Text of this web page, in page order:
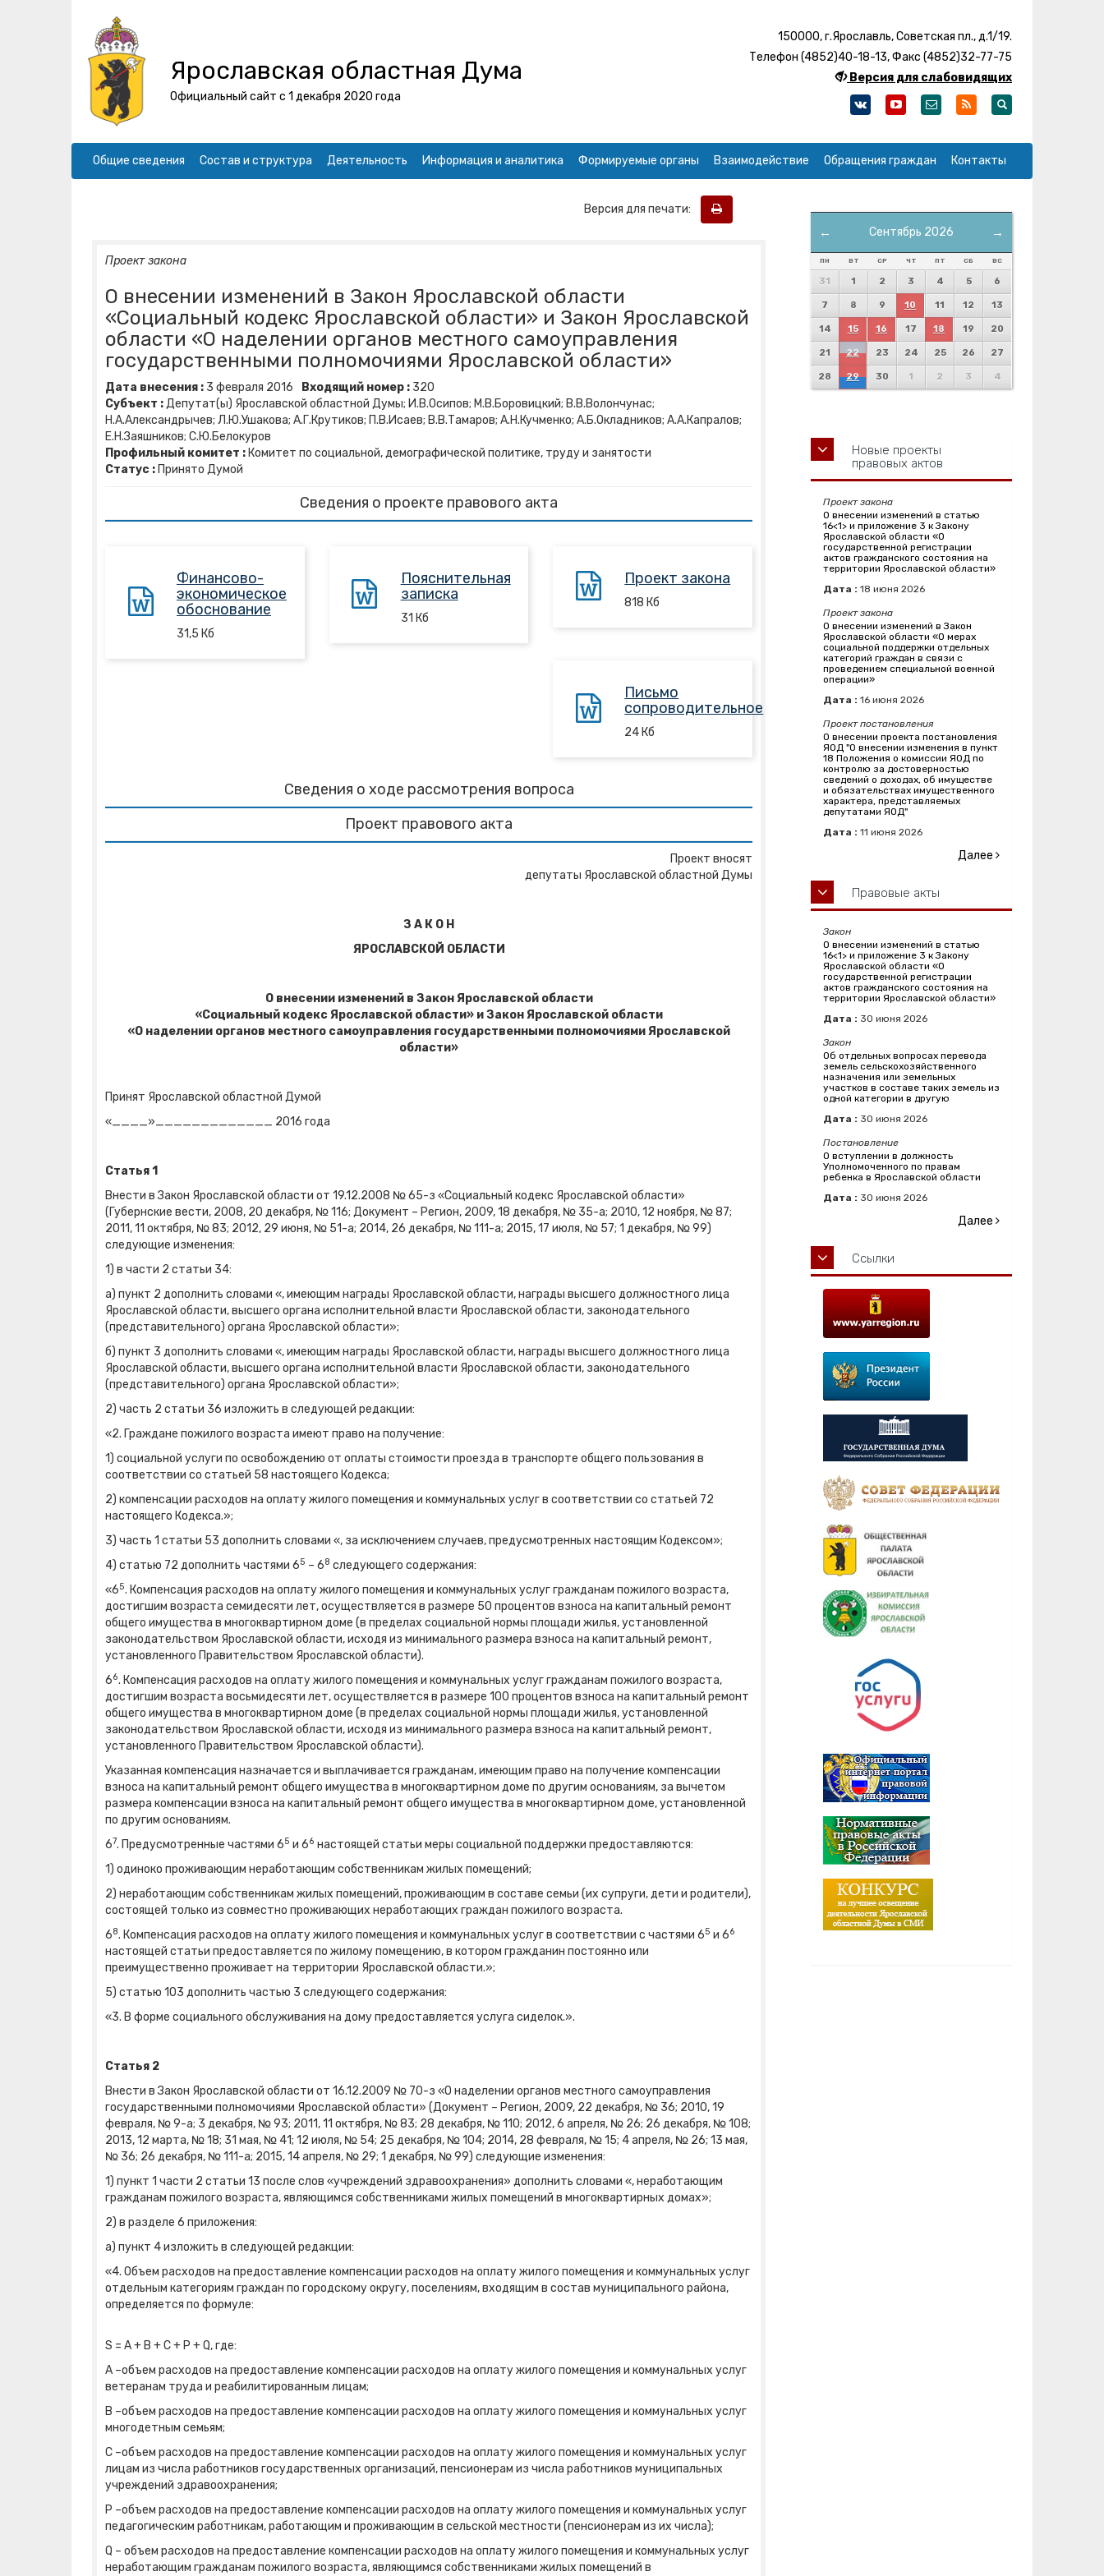
Ярославская областная Дума
Официальный сайт с 1 декабря 2020 года
150000, г.Ярославль, Советская пл., д.1/19.
Телефон (4852)40-18-13, Факс (4852)32-77-75
Версия для слабовидящих
Общие сведения Состав и структура Деятельность Информация и аналитика Формируемые органы Взаимодействие Обращения граждан Контакты
Версия для печати:
Проект закона
О внесении изменений в Закон Ярославской области
«Социальный кодекс Ярославской области» и Закон Ярославской
области «О наделении органов местного самоуправления
государственными полномочиями Ярославской области»
Дата внесения : 3 февраля 2016 Входящий номер : 320
Субъект :Депутат(ы) Ярославской областной Думы; И.В.Осипов; М.В.Боровицкий; В.В.Волончунас;
Н.А.Александрычев; Л.Ю.Ушакова; А.Г.Крутиков; П.В.Исаев; В.В.Тамаров; А.Н.Кучменко; А.Б.Окладников; А.А.Капралов;
Е.Н.Заяшников; С.Ю.Белокуров
Профильный комитет : Комитет по социальной, демографической политике, труду и занятости
Статус : Принято Думой
Сведения о проекте правового акта
Финансово-
экономическое
обоснование
31,5 Кб
Пояснительная
записка
31 Кб
Проект закона
818 Кб
Письмо
сопроводительное
24 Кб
Сведения о ходе рассмотрения вопроса
Проект правового акта
Проект вносят
депутаты Ярославской областной Думы
З А К О Н
ЯРОСЛАВСКОЙ ОБЛАСТИ
О внесении изменений в Закон Ярославской области
«Социальный кодекс Ярославской области» и Закон Ярославской области
«О наделении органов местного самоуправления государственными полномочиями Ярославской
области»
Принят Ярославской областной Думой
«____»_____________ 2016 года
Статья 1
Внести в Закон Ярославской области от 19.12.2008 № 65-з «Социальный кодекс Ярославской области»
(Губернские вести, 2008, 20 декабря, № 116; Документ – Регион, 2009, 18 декабря, № 35-а; 2010, 12 ноября, № 87;
2011, 11 октября, № 83; 2012, 29 июня, № 51-а; 2014, 26 декабря, № 111-а; 2015, 17 июля, № 57; 1 декабря, № 99)
следующие изменения:
1) в части 2 статьи 34:
а) пункт 2 дополнить словами «, имеющим награды Ярославской области, награды высшего должностного лица
Ярославской области, высшего органа исполнительной власти Ярославской области, законодательного
(представительного) органа Ярославской области»;
б) пункт 3 дополнить словами «, имеющим награды Ярославской области, награды высшего должностного лица
Ярославской области, высшего органа исполнительной власти Ярославской области, законодательного
(представительного) органа Ярославской области»;
2) часть 2 статьи 36 изложить в следующей редакции:
«2. Граждане пожилого возраста имеют право на получение:
1) социальной услуги по освобождению от оплаты стоимости проезда в транспорте общего пользования в
соответствии со статьей 58 настоящего Кодекса;
2) компенсации расходов на оплату жилого помещения и коммунальных услуг в соответствии со статьей 72
настоящего Кодекса.»;
3) часть 1 статьи 53 дополнить словами «, за исключением случаев, предусмотренных настоящим Кодексом»;
4) статью 72 дополнить частями 65 – 68 следующего содержания:
«65. Компенсация расходов на оплату жилого помещения и коммунальных услуг гражданам пожилого возраста,
достигшим возраста семидесяти лет, осуществляется в размере 50 процентов взноса на капитальный ремонт
общего имущества в многоквартирном доме (в пределах социальной нормы площади жилья, установленной
законодательством Ярославской области, исходя из минимального размера взноса на капитальный ремонт,
установленного Правительством Ярославской области).
66. Компенсация расходов на оплату жилого помещения и коммунальных услуг гражданам пожилого возраста,
достигшим возраста восьмидесяти лет, осуществляется в размере 100 процентов взноса на капитальный ремонт
общего имущества в многоквартирном доме (в пределах социальной нормы площади жилья, установленной
законодательством Ярославской области, исходя из минимального размера взноса на капитальный ремонт,
установленного Правительством Ярославской области).
Указанная компенсация назначается и выплачивается гражданам, имеющим право на получение компенсации
взноса на капитальный ремонт общего имущества в многоквартирном доме по другим основаниям, за вычетом
размера компенсации взноса на капитальный ремонт общего имущества в многоквартирном доме, установленной
по другим основаниям.
67. Предусмотренные частями 65 и 66 настоящей статьи меры социальной поддержки предоставляются:
1) одиноко проживающим неработающим собственникам жилых помещений;
2) неработающим собственникам жилых помещений, проживающим в составе семьи (их супруги, дети и родители),
состоящей только из совместно проживающих неработающих граждан пожилого возраста.
68. Компенсация расходов на оплату жилого помещения и коммунальных услуг в соответствии с частями 65 и 66
настоящей статьи предоставляется по жилому помещению, в котором гражданин постоянно или
преимущественно проживает на территории Ярославской области.»;
5) статью 103 дополнить частью 3 следующего содержания:
«3. В форме социального обслуживания на дому предоставляется услуга сиделок.».
Статья 2
Внести в Закон Ярославской области от 16.12.2009 № 70-з «О наделении органов местного самоуправления
государственными полномочиями Ярославской области» (Документ – Регион, 2009, 22 декабря, № 36; 2010, 19
февраля, № 9-а; 3 декабря, № 93; 2011, 11 октября, № 83; 28 декабря, № 110; 2012, 6 апреля, № 26; 26 декабря, № 108;
2013, 12 марта, № 18; 31 мая, № 41; 12 июля, № 54; 25 декабря, № 104; 2014, 28 февраля, № 15; 4 апреля, № 26; 13 мая,
№ 36; 26 декабря, № 111-а; 2015, 14 апреля, № 29; 1 декабря, № 99) следующие изменения:
1) пункт 1 части 2 статьи 13 после слов «учреждений здравоохранения» дополнить словами «, неработающим
гражданам пожилого возраста, являющимся собственниками жилых помещений в многоквартирных домах»;
2) в разделе 6 приложения:
а) пункт 4 изложить в следующей редакции:
«4. Объем расходов на предоставление компенсации расходов на оплату жилого помещения и коммунальных услуг
отдельным категориям граждан по городскому округу, поселениям, входящим в состав муниципального района,
определяется по формуле:
S = A + B + C + P + Q, где:
A –объем расходов на предоставление компенсации расходов на оплату жилого помещения и коммунальных услуг
ветеранам труда и реабилитированным лицам;
B –объем расходов на предоставление компенсации расходов на оплату жилого помещения и коммунальных услуг
многодетным семьям;
C –объем расходов на предоставление компенсации расходов на оплату жилого помещения и коммунальных услуг
лицам из числа работников государственных организаций, пенсионерам из числа работников муниципальных
учреждений здравоохранения;
P –объем расходов на предоставление компенсации расходов на оплату жилого помещения и коммунальных услуг
педагогическим работникам, работающим и проживающим в сельской местности (пенсионерам из их числа);
Q – объем расходов на предоставление компенсации расходов на оплату жилого помещения и коммунальных услуг
неработающим гражданам пожилого возраста, являющимся собственниками жилых помещений в
← →
Сентябрь 2026
ПН ВТ СР ЧТ ПТ СБ ВС
31 1 2 3 4 5 6
7 8 9 10 11 12 13
14 15 16 17 18 19 20
21 22 23 24 25 26 27
28 29 30 1 2 3 4
Новые проекты
правовых актов
Проект закона
О внесении изменений в статью
16<1> и приложение 3 к Закону
Ярославской области «О
государственной регистрации
актов гражданского состояния на
территории Ярославской области»
Дата : 18 июня 2026
Проект закона
О внесении изменений в Закон
Ярославской области «О мерах
социальной поддержки отдельных
категорий граждан в связи с
проведением специальной военной
операции»
Дата : 16 июня 2026
Проект постановления
О внесении проекта постановления
ЯОД "О внесении изменения в пункт
18 Положения о комиссии ЯОД по
контролю за достоверностью
сведений о доходах, об имуществе
и обязательствах имущественного
характера, представляемых
депутатами ЯОД"
Дата : 11 июня 2026
Далее
Правовые акты
Закон
О внесении изменений в статью
16<1> и приложение 3 к Закону
Ярославской области «О
государственной регистрации
актов гражданского состояния на
территории Ярославской области»
Дата : 30 июня 2026
Закон
Об отдельных вопросах перевода
земель сельскохозяйственного
назначения или земельных
участков в составе таких земель из
одной категории в другую
Дата : 30 июня 2026
Постановление
О вступлении в должность
Уполномоченного по правам
ребенка в Ярославской области
Дата : 30 июня 2026
Далее
Ссылки